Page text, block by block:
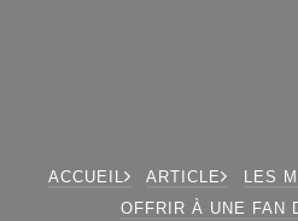
ACCUEIL ARTICLE
LES
OFFRIR À UNE FAN